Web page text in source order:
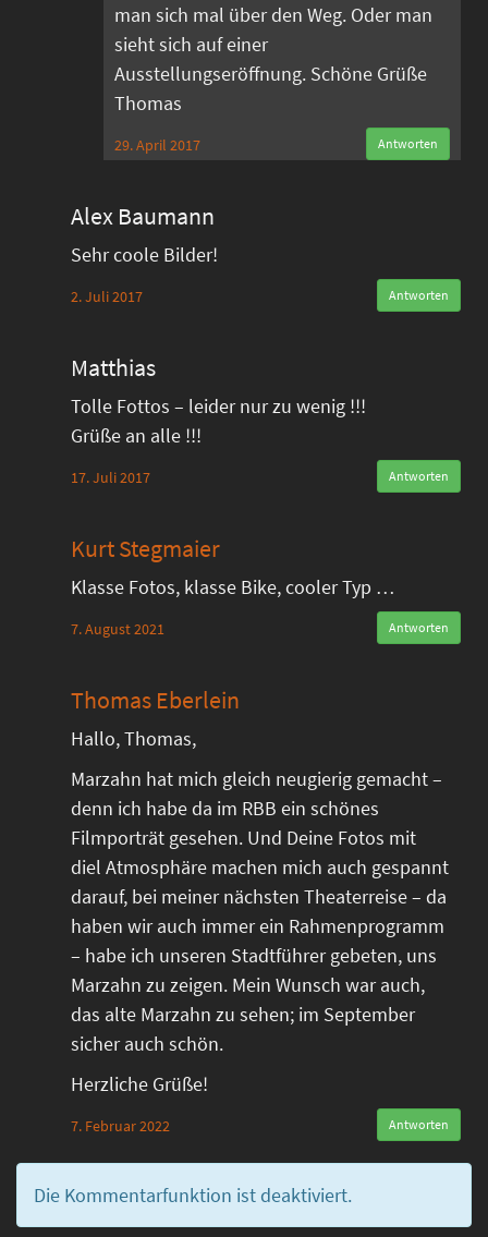
man sich mal über den Weg. Oder man
sieht sich auf einer
Ausstellungseröffnung. Schöne Grüße
Thomas
29. April 2017 Antworten
Alex Baumann
Sehr coole Bilder!
2. Juli 2017 Antworten
Matthias
Tolle Fottos – leider nur zu wenig !!!
Grüße an alle !!!
17. Juli 2017 Antworten
Kurt Stegmaier
Klasse Fotos, klasse Bike, cooler Typ …
7. August 2021 Antworten
Thomas Eberlein
Hallo, Thomas,
Marzahn hat mich gleich neugierig gemacht –
denn ich habe da im RBB ein schönes
Filmporträt gesehen. Und Deine Fotos mit
diel Atmosphäre machen mich auch gespannt
darauf, bei meiner nächsten Theaterreise – da
haben wir auch immer ein Rahmenprogramm
– habe ich unseren Stadtführer gebeten, uns
Marzahn zu zeigen. Mein Wunsch war auch,
das alte Marzahn zu sehen; im September
sicher auch schön.
Herzliche Grüße!
7. Februar 2022 Antworten
Die Kommentarfunktion ist deaktiviert.